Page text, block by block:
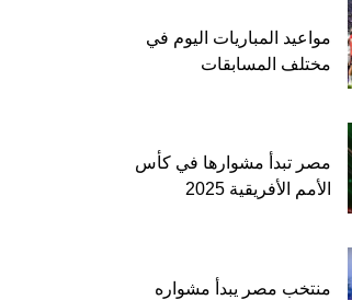
مواعيد المباريات اليوم في
مختلف المسابقات
مصر تبدأ مشوارها في كأس
الأمم الأفريقية 2025
منتخب مصر يبدأ مشواره